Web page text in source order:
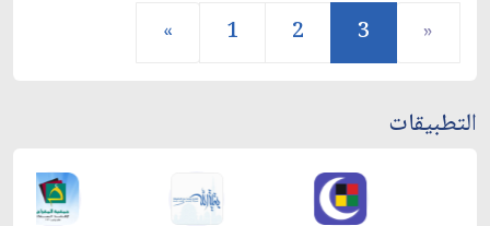
« 1 2 3 »
التطبيقات